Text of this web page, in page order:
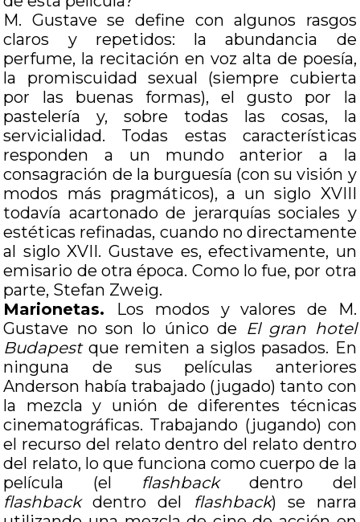
M. Gustave se define con algunos rasgos
claros y repetidos: la abundancia de
perfume, la recitación en voz alta de poesía,
la promiscuidad sexual (siempre cubierta
por las buenas formas), el gusto por la
pastelería y, sobre todas las cosas, la
servicialidad. Todas estas características
responden a un mundo anterior a la
consagración de la burguesía (con su visión y
modos más pragmáticos), a un siglo XVIII
todavía acartonado de jerarquías sociales y
estéticas refinadas, cuando no directamente
al siglo XVII. Gustave es, efectivamente, un
emisario de otra época. Como lo fue, por otra
parte, Stefan Zweig.
Marionetas. Los modos y valores de M.
Gustave no son lo único de El gran hotel
Budapestque remiten a siglos pasados. En
ninguna de sus películas anteriores
Anderson había trabajado (jugado) tanto con
la mezcla y unión de diferentes técnicas
cinematográficas. Trabajando (jugando) con
el recurso del relato dentro del relato dentro
del relato, lo que funciona como cuerpo de la
película (el flashback dentro del
flashbackdentro del flashback) se narra